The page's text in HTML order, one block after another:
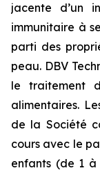
jacente d’un
immunitaire à
parti des
peau. DBV
le traitement
alimentaires.
de la Société
cours avec le
enfants (de 1